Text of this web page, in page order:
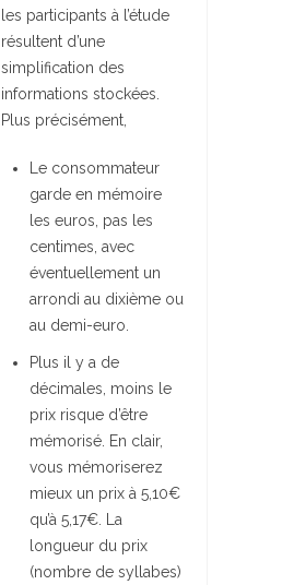
les participants à l’étude
résultent d’une
simplification des
informations stockées.
Plus précisément,
Le consommateur
garde en mémoire
les euros, pas les
centimes, avec
éventuellement un
arrondi au dixième ou
au demi-euro.
Plus il y a de
décimales, moins le
prix risque d’être
mémorisé. En clair,
vous mémoriserez
mieux un prix à 5,10€
qu’à 5,17€. La
longueur du prix
(nombre de syllabes)